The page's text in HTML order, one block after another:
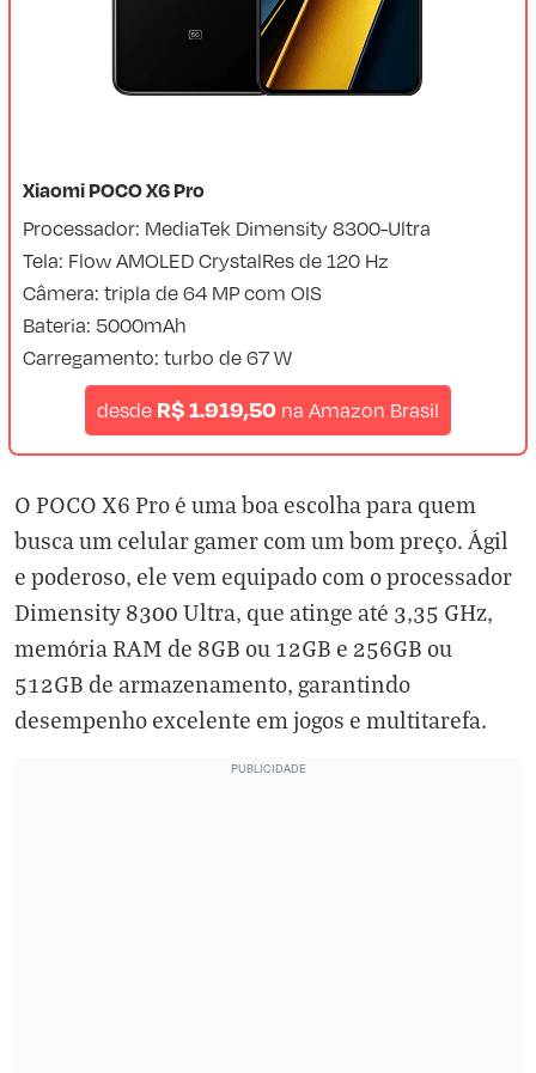
Xiaomi POCO X6 Pro
Processador: MediaTek Dimensity 8300-Ultra
Tela: Flow AMOLED CrystalRes de 120 Hz
Câmera: tripla de 64 MP com OIS
Bateria: 5000mAh
Carregamento: turbo de 67 W
desde R$ 1.919,50 na Amazon Brasil
O POCO X6 Pro é uma boa escolha para quem
busca um celular gamer com um bom preço. Ágil
e poderoso, ele vem equipado com o processador
Dimensity 8300 Ultra, que atinge até 3,35 GHz,
memória RAM de 8GB ou 12GB e 256GB ou
512GB de armazenamento, garantindo
desempenho excelente em jogos e multitarefa.